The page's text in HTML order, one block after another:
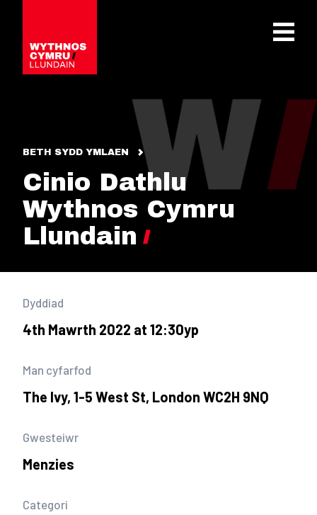
OPEN
BETH SYDD YMLAEN
Cinio Dathlu
Wythnos Cymru
Llundain
Dyddiad
4th Mawrth 2022 at 12:30yp
Man cyfarfod
The Ivy, 1-5 West St, London WC2H 9NQ
Gwesteiwr
Menzies
Categori